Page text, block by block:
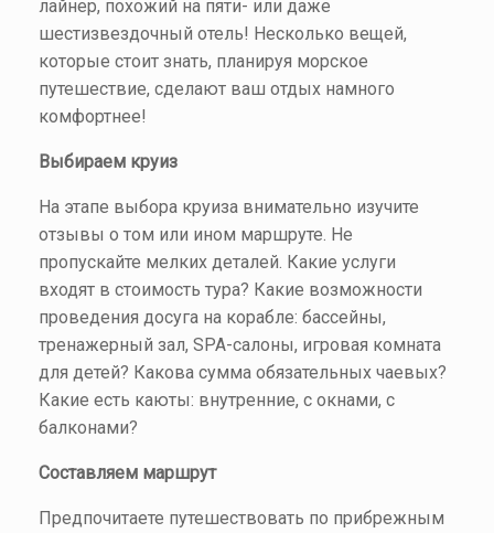
лайнер, похожий на пяти- или даже
шестизвездочный отель! Несколько вещей,
которые стоит знать, планируя морское
путешествие, сделают ваш отдых намного
комфортнее!
Выбираем круиз
На этапе выбора круиза внимательно изучите
отзывы о том или ином маршруте. Не
пропускайте мелких деталей. Какие услуги
входят в стоимость тура? Какие возможности
проведения досуга на корабле: бассейны,
тренажерный зал, SPA-салоны, игровая комната
для детей? Какова сумма обязательных чаевых?
Какие есть каюты: внутренние, с окнами, с
балконами?
Составляем маршрут
Предпочитаете путешествовать по прибрежным